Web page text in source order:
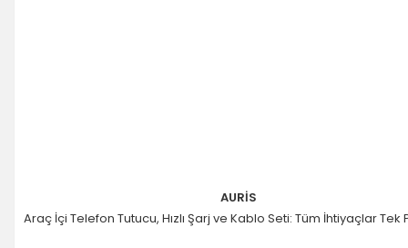
AURİS
Araç İçi Telefon Tutucu, Hızlı Şarj ve Kablo Seti: Tüm İhtiyaçlar Tek